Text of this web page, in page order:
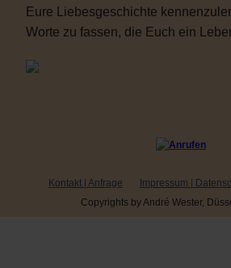
Eure Liebesgeschichte
Worte zu fassen, die Euch ein
Kontakt | Anfrage Impressum |
Copyrights by André Wester,